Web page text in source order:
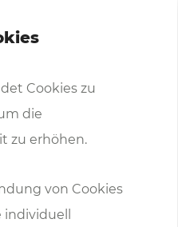
Mwst.
Cookies zu
die
zu erhöhen.
von Cookies